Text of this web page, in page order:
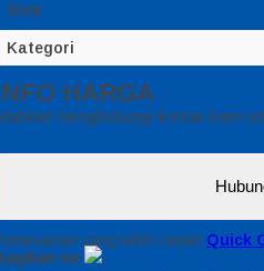
Stok
Kategori
HARGA
menghubungi kontak kami
yang lebih cepat! Quick
ke